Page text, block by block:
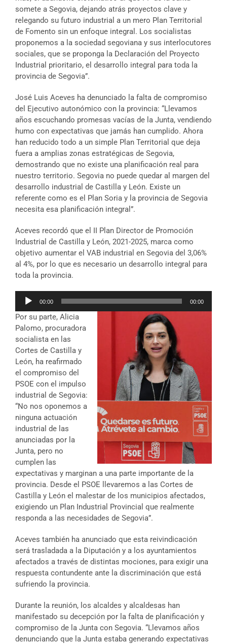
somete a Segovia, dejando atrás proyectos clave y
relegando su futuro industrial a un mero Plan Territorial
de Fomento sin un enfoque integral. Los socialistas
proponemos a la sociedad segoviana y sus interlocutores
sociales, que se proponga la Declaración del Proyecto
Industrial prioritario, el desarrollo integral para toda la
provincia de Segovia”.
José Luis Aceves ha denunciado la falta de compromiso
del Ejecutivo autonómico con la provincia: “Llevamos
años escuchando promesas vacías de la Junta, vendiendo
humo con expectativas que jamás han cumplido. Ahora
han reducido todo a un simple Plan Territorial que deja
fuera a amplias zonas estratégicas de Segovia,
demostrando que no existe una planificación real para
nuestro territorio. Segovia no puede quedar al margen del
desarrollo industrial de Castilla y León. Existe un
referente como es el Plan Soria y la provincia de Segovia
necesita esa planificación integral”.
Aceves recordó que el II Plan Director de Promoción
Industrial de Castilla y León, 2021-2025, marca como
objetivo aumentar el VAB industrial en Segovia del 3,06%
al 4%, por lo que es necesario un desarrollo integral para
toda la provincia.
Reproductor
audio
00:00 00:00
Por su parte, Alicia
Palomo, procuradora
socialista en las
Cortes de Castilla y
León, ha reafirmado
el compromiso del
PSOE con el impulso
industrial de Segovia:
“No nos oponemos a
ninguna actuación
industrial de las
anunciadas por la
Junta, pero no
cumplen las
expectativas y marginan a una parte importante de la
provincia. Desde el PSOE llevaremos a las Cortes de
Castilla y León el malestar de los municipios afectados,
exigiendo un Plan Industrial Provincial que realmente
responda a las necesidades de Segovia”.
Aceves también ha anunciado que esta reivindicación
será trasladada a la Diputación y a los ayuntamientos
afectados a través de distintas mociones, para exigir una
respuesta contundente ante la discriminación que está
sufriendo la provincia.
Durante la reunión, los alcaldes y alcaldesas han
manifestado su decepción por la falta de planificación y
compromiso de la Junta con Segovia. “Llevamos años
denunciando que la Junta estaba generando expectativas